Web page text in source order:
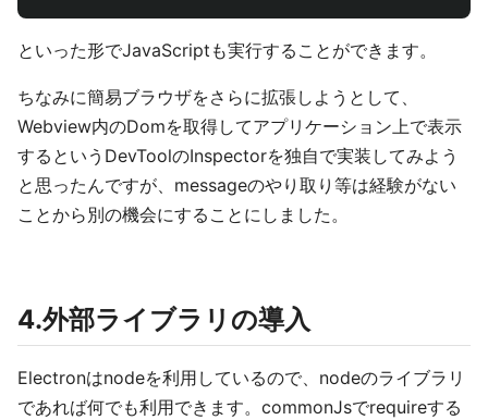
といった形でJavaScriptも実行することができます。
ちなみに簡易ブラウザをさらに拡張しようとして、
Webview内のDomを取得してアプリケーション上で表示
するというDevToolのInspectorを独自で実装してみよう
と思ったんですが、messageのやり取り等は経験がない
ことから別の機会にすることにしました。
4.外部ライブラリの導入
Electronはnodeを利用しているので、nodeのライブラリ
であれば何でも利用できます。commonJsでrequireする